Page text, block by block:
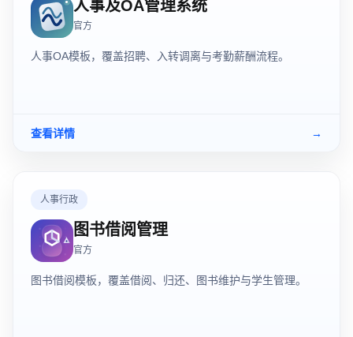
人事及OA管理系统
官方
人事OA模板，覆盖招聘、入转调离与考勤薪酬流程。
查看详情 →
人事行政
图书借阅管理
官方
图书借阅模板，覆盖借阅、归还、图书维护与学生管理。